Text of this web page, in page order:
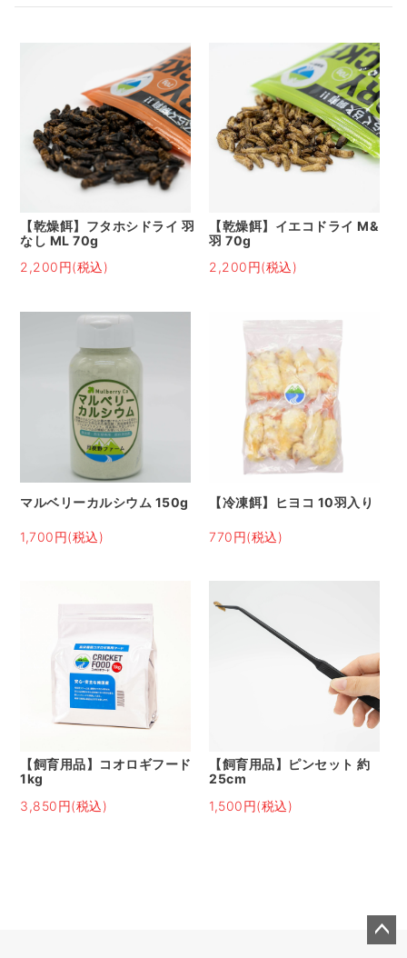
【乾燥餌】フタホシドライ 羽
なし ML 70g
2,200円(税込)
【乾燥餌】イエコドライ M&
羽 70g
2,200円(税込)
マルベリーカルシウム 150g
1,700円(税込)
【冷凍餌】ヒヨコ 10羽入り
770円(税込)
【飼育用品】コオロギフード
1kg
3,850円(税込)
【飼育用品】ピンセット 約
25cm
1,500円(税込)